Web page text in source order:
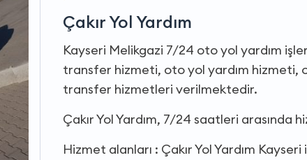
Çakır Yol Yardım
Kayseri Melikgazi 7/24 oto yol yardım
transfer hizmeti, oto yol yardım
transfer hizmetleri verilmektedir.
Çakır Yol Yardım, 7/24 saatleri arasında
Hizmet alanları : Çakır Yol Yardım